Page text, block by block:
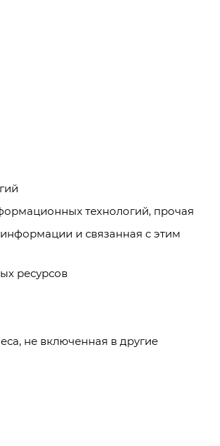
технологий, прочая
и связанная с этим
ресурсов
не включенная в другие